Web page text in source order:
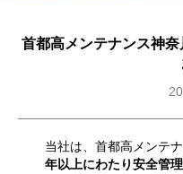
首都高メンテナンス神
当社は、首都高メンテ
年以上にわたり安全管